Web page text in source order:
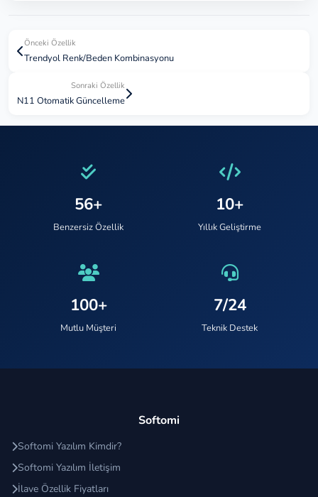
Önceki Özellik
Trendyol Renk/Beden Kombinasyonu
Sonraki Özellik
N11 Otomatik Güncelleme
56+
Benzersiz Özellik
10+
Yıllık Geliştirme
100+
Mutlu Müşteri
7/24
Teknik Destek
Softomi
Softomi Yazılım Kimdir?
Softomi Yazılım İletişim
İlave Özellik Fiyatları